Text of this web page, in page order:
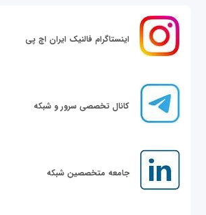
اینستاگرام فالنیک ایران اچ پی
کانال تخصصی سرور و شبکه
جامعه متخصصین شبکه